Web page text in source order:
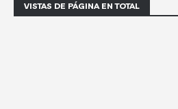
VISTAS DE PÁGINA EN TOTAL